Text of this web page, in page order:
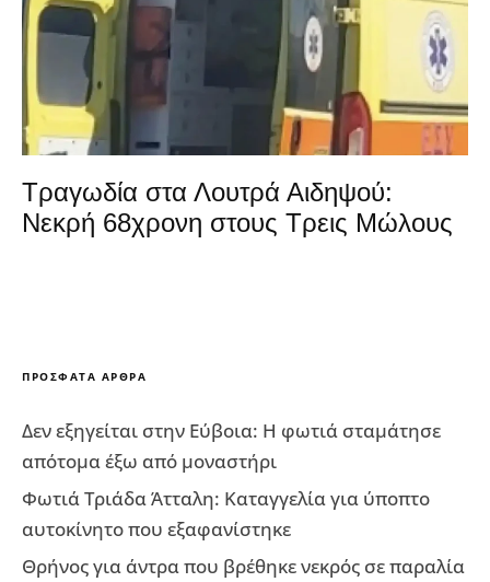
Τραγωδία στα Λουτρά Αιδηψού:
Νεκρή 68χρονη στους Τρεις Μώλους
ΠΡΌΣΦΑΤΑ ΆΡΘΡΑ
Δεν εξηγείται στην Εύβοια: Η φωτιά σταμάτησε
απότομα έξω από μοναστήρι
Φωτιά Τριάδα Άτταλη: Καταγγελία για ύποπτο
αυτοκίνητο που εξαφανίστηκε
Θρήνος για άντρα που βρέθηκε νεκρός σε παραλία